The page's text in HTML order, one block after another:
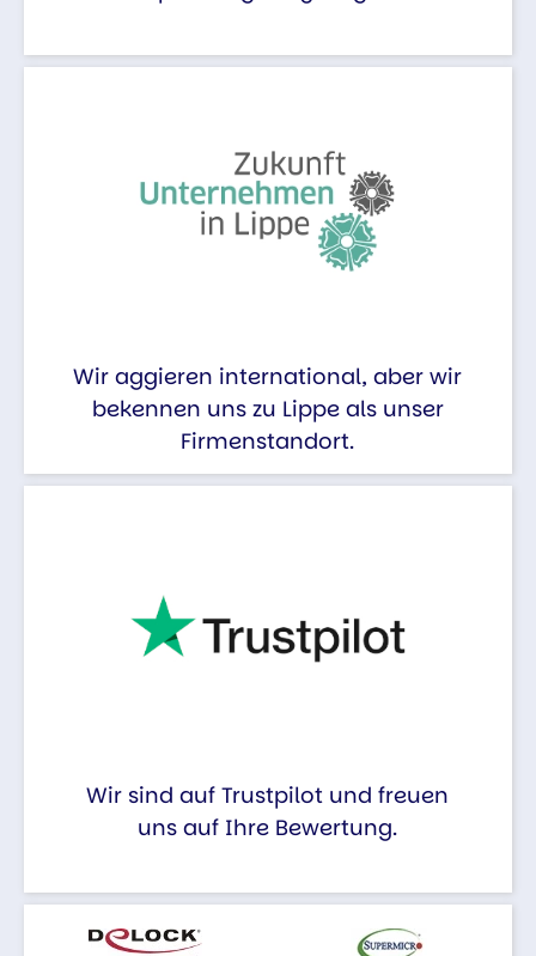
Wir aggieren international, aber wir
bekennen uns zu Lippe als unser
Firmenstandort.
Wir sind auf Trustpilot und freuen
uns auf Ihre Bewertung.